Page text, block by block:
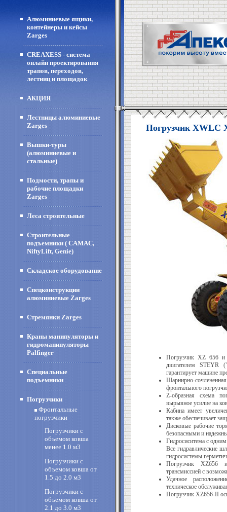
Алюминиевые ящики,
контейнеры и кейсы
Zarges
CREAXESS - система
онлайн проектирования
трапов, переходов,
лестниц и площадок
АКЦИЯ
Лестницы алюминиевые
Zarges
Вышки-туры
(алюминиевые и
стальные)
Подмости, трапы и
рабочие площадки
Zarges
Леса строительные
Строительные
подъемники ( CAMAC,
NiftyLift, Genie)
Складское оборудование
Спецконструкции
алюминиевые Zarges
Стремянки Zarges
Краны манипуляторы и
гидроманипуляторы
Palfinger
Специальные
подъемники
Погрузчики
Фронтальные
погрузчики
Погрузчики с
объемом ковша
менее 1.0 м3
Погрузчики с
объемом ковша от
1.5 до 2.0 м3
Погрузчики с
объемом ковша от
2.1 до 3.0 м3
Погрузчик XWLC
Погрузчик XZ 656 и
двигателем STEYR
гарантирует машине
Шарнирно-
фронтального
Z-образная схема
вырывное усилие на
Кабина имеет
также обеспечивает
Дисковые рабочие
безопасными и
Гидросиситема с
Все гидравлические
гидросистемы
Погрузчик XZ656
трансмиссией с
Удачное
техническое
Погрузчик XZ656-II